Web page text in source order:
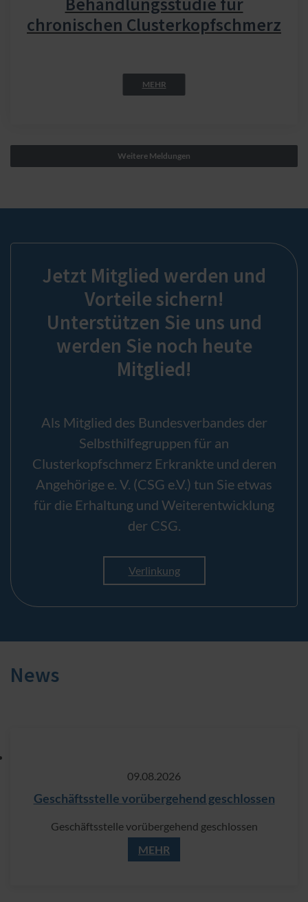
chronischen Clusterkopfschmerz
MEHR
Weitere Meldungen
Jetzt Mitglied werden und
Vorteile sichern!
Unterstützen Sie uns und
werden Sie noch heute
Mitglied!
Als Mitglied des Bundesverbandes der
Selbsthilfegruppen für an
Clusterkopfschmerz Erkrankte und deren
Angehörige e. V. (CSG e.V.) tun Sie etwas
für die Erhaltung und Weiterentwicklung
der CSG.
Verlinkung
News
09.​08.​2026
Geschäftsstelle vorübergehend geschlossen
Geschäftsstelle vorübergehend geschlossen
MEHR